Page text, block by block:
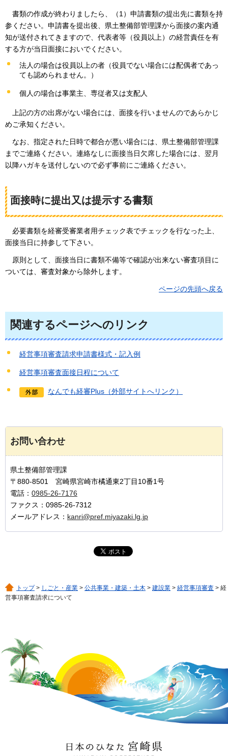
書類の作成が終わりましたら、（1）申請書類の提出先に書類を持
参ください。申請書を提出後、県土整備部管理課から面接の案内通
知が送付されてきますので、代表者等（役員以上）の経営責任を有
する方が当日面接においでください。
法人の場合は役員以上の者（役員でない場合には配偶者であっ
ても認められません。）
個人の場合は事業主、専従者又は支配人
上記の方の出席がない場合には、面接を行いませんのであらかじ
めご承知ください。
なお 、指定された日時で都合が悪い場合には、県土整備部管理課
までご連絡ください。連絡なしに面接当日欠席した場合には、翌月
以降ハガキを送付しないので必ず事前にご連絡ください。
面接時に提出又は提示する書類
必要書類を経審受審業者用チェック表でチェックを行なった上、
面接当日に持参して下さい。
原則 として、面接当日に書類不備等で確認が出来ない審査項目に
ついては、審査対象から除外します。
ページの先頭へ戻る
関連するページへのリンク
経営事項審査請求申請書様式・記入例
経営事項審査面接日程について
なんでも経審Plus（外部サイトへリンク）
お問い合わせ
県土整備部管理課
〒880-8501 宮崎県宮崎市橘通東2丁目10番1号
電話： 0985-26-7176
ファクス：0985-26-7312
メールアドレス： kanri@pref.miyazaki.lg.jp
トップ> しごと・産業 > 公共事業・建築・土木 > 建設業 > 経営事項審査 > 経
営事項審査請求について
日本のひなた 宮崎県